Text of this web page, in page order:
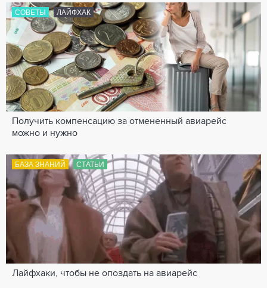
СОВЕТЫ ЛАЙФХАК
Получить компенсацию за отмененный авиарейс
можно и нужно
БАЗА ЗНАНИЙ СТАТЬИ
Лайфхаки, чтобы не опоздать на авиарейс